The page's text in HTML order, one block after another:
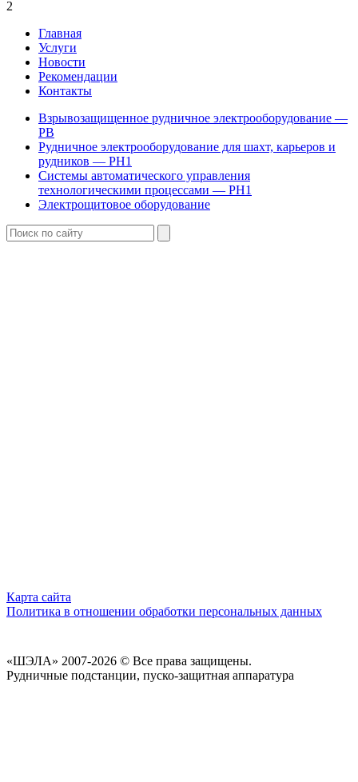
2
Главная
Услуги
Новости
Рекомендации
Контакты
Взрывозащищенное рудничное электрооборудование —
РВ
Рудничное электрооборудование для шахт, карьеров и
рудников — РН1
Системы автоматического управления
технологическими процессами — РН1
Электрощитовое оборудование
Карта сайта
Политика в отношении обработки персональных данных
«ШЭЛА» 2007-2026 © Все права защищены.
Рудничные подстанции, пуско-защитная аппаратура